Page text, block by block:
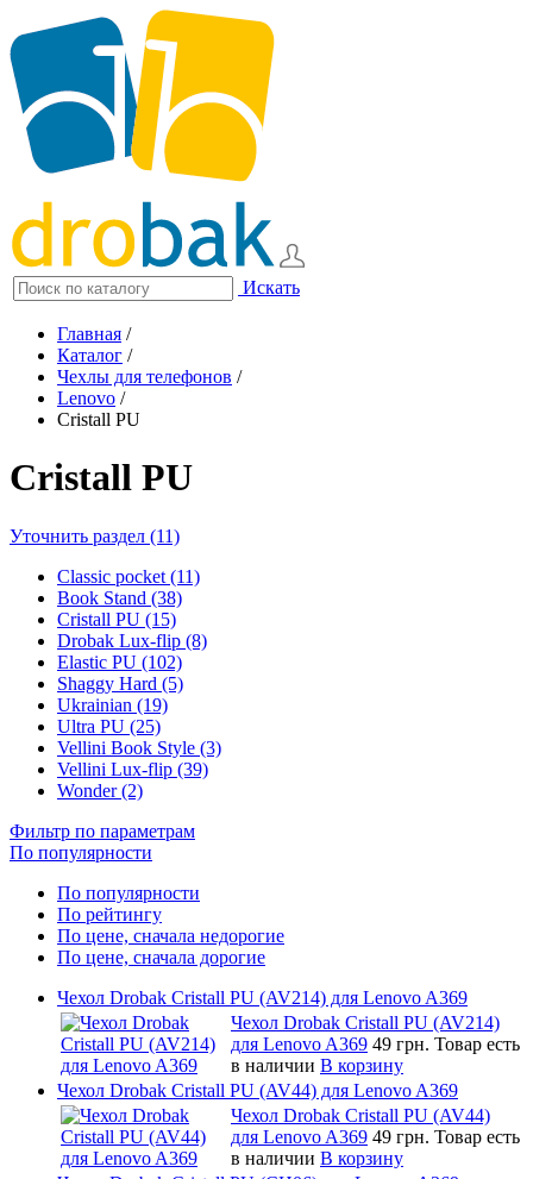
Искать
Главная /
Каталог /
Чехлы для телефонов /
Lenovo /
Cristall PU
Cristall PU
Уточнить раздел (11)
Classic pocket (11)
Book Stand (38)
Cristall PU (15)
Drobak Lux-flip (8)
Elastic PU (102)
Shaggy Hard (5)
Ukrainian (19)
Ultra PU (25)
Vellini Book Style (3)
Vellini Lux-flip (39)
Wonder (2)
Фильтр по параметрам
По популярности
По популярности
По рейтингу
По цене, сначала недорогие
По цене, сначала дорогие
Чехол Drobak Cristall PU (AV214) для Lenovo A369
Чехол Drobak Cristall PU (AV214)
для Lenovo A369 49 грн. Товар есть
в наличии В корзину
Чехол Drobak Cristall PU (AV44) для Lenovo A369
Чехол Drobak Cristall PU (AV44)
для Lenovo A369 49 грн. Товар есть
в наличии В корзину